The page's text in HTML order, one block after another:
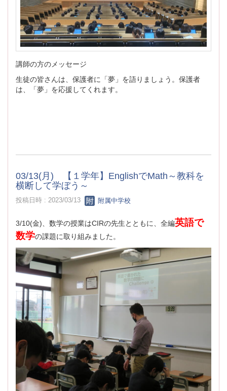
講師の方のメッセージ
生徒の皆さんは、保護者に「夢」を語りましょう。保護者
は、「夢」を応援してくれます。
03/13(月) 【１学年】EnglishでMath～教科を
横断して学ぼう～
投稿日時 : 2023/03/13 附属中学校
3/10(金)、数学の授業はCIRの先生とともに、全編英語で
数学の課題に取り組みました。